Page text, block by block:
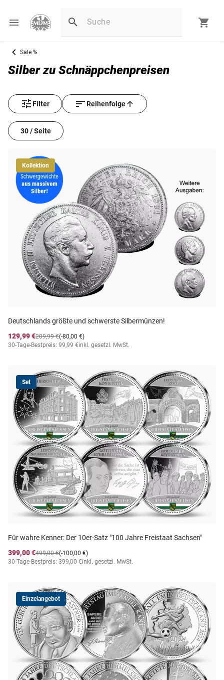
Sale %
Silber zu Schnäppchenpreisen
Filter Reihenfolge
30 / Seite
Kollektion
Deutschlands größte und schwerste Silbermünzen!
129,99 €
(-80,00 €)
209,99 €
30-Tage-Bestpreis: 99,99 €inkl. gesetzl. MwSt.
Set
Für wahre Kenner: Der 10er-Satz "100 Jahre Freistaat Sachsen"
399,00 €
(-100,00 €)
499,00 €
30-Tage-Bestpreis: 399,00 €inkl. gesetzl. MwSt.
Einzelangebot